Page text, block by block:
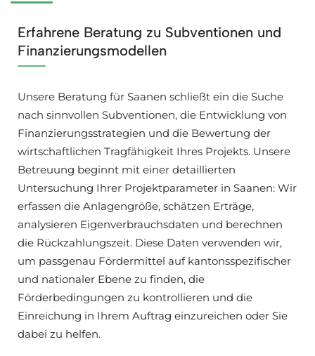
Erfahrene Beratung zu Subventionen und
Finanzierungsmodellen
Unsere Beratung für Saanen schließt ein die Suche
nach sinnvollen Subventionen, die Entwicklung von
Finanzierungsstrategien und die Bewertung der
wirtschaftlichen Tragfähigkeit Ihres Projekts. Unsere
Betreuung beginnt mit einer detaillierten
Untersuchung Ihrer Projektparameter in Saanen: Wir
erfassen die Anlagengröße, schätzen Erträge,
analysieren Eigenverbrauchsdaten und berechnen
die Rückzahlungszeit. Diese Daten verwenden wir,
um passgenau Fördermittel auf kantonsspezifischer
und nationaler Ebene zu finden, die
Förderbedingungen zu kontrollieren und die
Einreichung in Ihrem Auftrag einzureichen oder Sie
dabei zu helfen.